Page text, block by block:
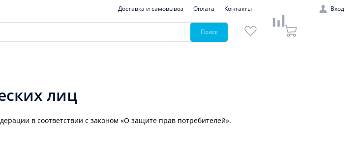
Доставка и самовывоз Оплата Контакты Вход
Поиск
лиц
в соответствии с законом «О защите прав потребителей».